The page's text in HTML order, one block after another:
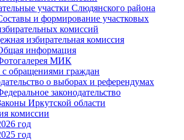
участки Слюдянского района
и формирование участковых
комиссий
избирательная комиссия
информация
МИК
с обращениями граждан
о выборах и референдумах
законодательство
Иркутской области
комиссии
год
год